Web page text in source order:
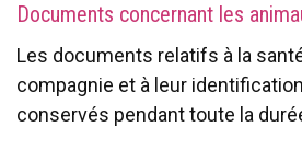
Documents concernant les
Les documents relatifs à la
compagnie et à leur
conservés pendant toute la